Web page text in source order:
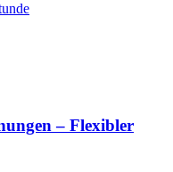
– Flexibler